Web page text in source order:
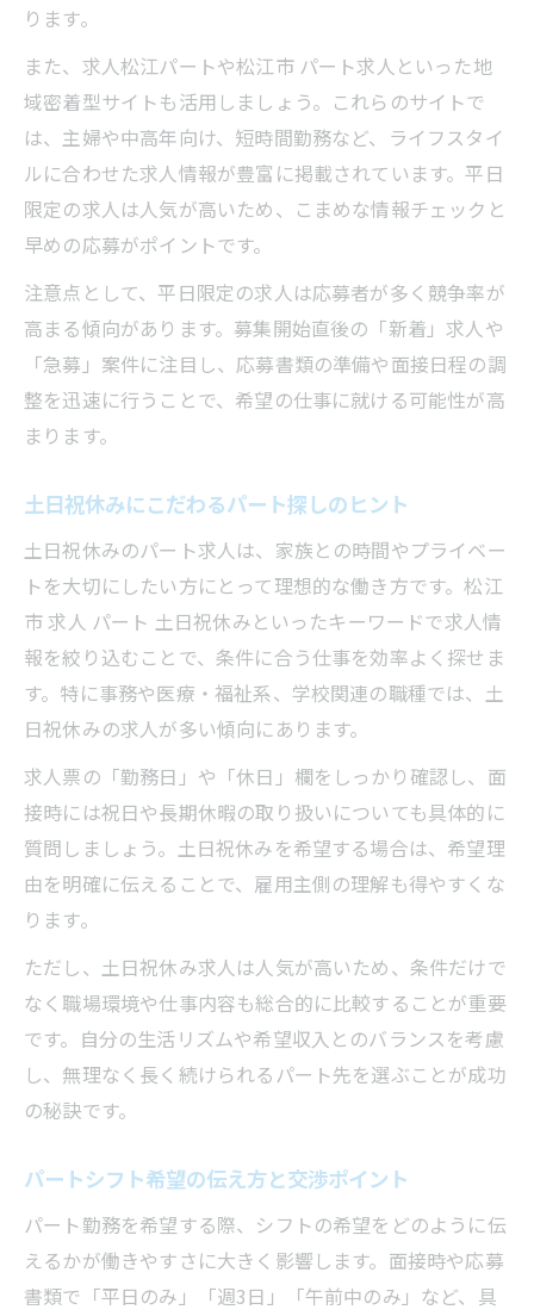
ります。
また、求人松江パートや松江市 パート求人といった地
域密着型サイトも活用しましょう。これらのサイトで
は、主婦や中高年向け、短時間勤務など、ライフスタイ
ルに合わせた求人情報が豊富に掲載されています。平日
限定の求人は人気が高いため、こまめな情報チェックと
早めの応募がポイントです。
注意点として、平日限定の求人は応募者が多く競争率が
高まる傾向があります。募集開始直後の「新着」求人や
「急募」案件に注目し、応募書類の準備や面接日程の調
整を迅速に行うことで、希望の仕事に就ける可能性が高
まります。
土日祝休みにこだわるパート探しのヒント
土日祝休みのパート求人は、家族との時間やプライベー
トを大切にしたい方にとって理想的な働き方です。松江
市 求人 パート 土日祝休みといったキーワードで求人情
報を絞り込むことで、条件に合う仕事を効率よく探せま
す。特に事務や医療・福祉系、学校関連の職種では、土
日祝休みの求人が多い傾向にあります。
求人票の「勤務日」や「休日」欄をしっかり確認し、面
接時には祝日や長期休暇の取り扱いについても具体的に
質問しましょう。土日祝休みを希望する場合は、希望理
由を明確に伝えることで、雇用主側の理解も得やすくな
ります。
ただし、土日祝休み求人は人気が高いため、条件だけで
なく職場環境や仕事内容も総合的に比較することが重要
です。自分の生活リズムや希望収入とのバランスを考慮
し、無理なく長く続けられるパート先を選ぶことが成功
の秘訣です。
パートシフト希望の伝え方と交渉ポイント
パート勤務を希望する際、シフトの希望をどのように伝
えるかが働きやすさに大きく影響します。面接時や応募
書類で「平日のみ」「週3日」「午前中のみ」など、具